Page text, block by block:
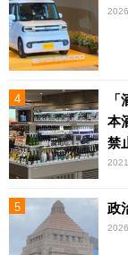
本
禁
政